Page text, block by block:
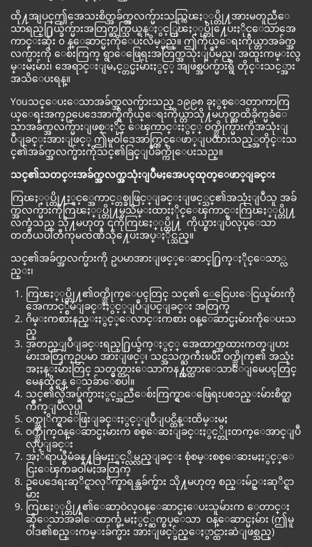
ထို႔အျပင္ဤအေသးစိတ္အခ်က္အလက္မ်ားသည္ကြၽႏ္ုပ္တို႔အားမတူညီေ
သာရည္႐ြယ္ခ်က္မ်ားအတြက္ဆက္သြယ္ရန္ႏွင့္ကြၽႏ္ုပ္တို႔ေပးႏိုင္ေသာအေ
ကာင္းဆုံး ၀ န္ေဆာင္မႈကိုေပးလိမ့္မည္။ ဤကိုယ္ေရးကိုယ္တာအခ်က္အ
လက္မ်ားကို ေစ်းကြက္ ရွာေဖြေရးအတြက္အသုံးျပဳမည္၊ အထူးကမ္းလွ
မ္းမႈမ်ား၊ အေရာင္းျမႇင့္တင္မႈမ်ားႏွင့္ အျဖစ္အပ်က္မ်ားရွိ တိုင္းသင့္အား
အသိေပးရန္။
Youသင္ေပးေသာအခ်က္အလက္မ်ားသည္ ၁၉၉၈ ခုႏွစ္ေဒတာကာကြ
ယ္ေရးအက္ဥပေဒေအာက္ရွိကိုယ္ေရးကိုယ္တာသို႔မဟုတ္အထိခိုက္မခံေ
သာအခ်က္အလက္မ်ားျဖစ္ႏိုင္ ေၾကာင္းႏွင့္ ၀က္ဘ္ဆိုက္မ်ားကိုအသုံးျ
ပဳျခင္းအားျဖင့္ ဤမူဝါဒေအာက္တြင္ေဖာ္ျပထားသည့္အတိုင္းသ
င္၏အခ်က္အလက္မ်ားကိုသင္၏ခြင့္ျပဳခ်က္ကိုေပးသည္။
သင္၏သတင္းအခ်က္အလက္အသုံးျပဳမႈအေပၚထုတ္ေဖာ္ျခင္း
ကြၽႏ္ုပ္တို႔ႏွင့္အေကာင့္တစ္ခုဖြင့္ျခင္းျဖင့္သင္၏အသုံးျပဳသူ အခ်
က္အလက္မ်ားကိုကြၽႏ္ုပ္တို႔မွသိမ္းထားႏိုင္ေၾကာင္းကြၽႏ္ုပ္တို႔
လက္ခံသည္ သို႔မဟုတ္ ၎ကိုကြၽႏ္ုပ္တို႔ ကိုယ္စားျပဳလုပ္ေသာ
တတိယပါတီကုမၸဏီသို႔ေပးအပ္ႏိုင္သည္။
သင္၏အခ်က္အလက္မ်ားကို ဥပမာအားျဖင့္ေဆာင္႐ြက္ႏိုင္ေသာ္လ
ည္း၊
ကြၽႏ္ုပ္တို႔၏ဝက္ဘ္ဆိုက္ေပၚတြင္ သင္၏ ေငြေပးေငြယူမ်ားကို
အေကာင့္စီမံျခင္းႏွင့္ျပဳျပင္ျခင္း အတြက္
ဂိမ္းကစားနည္းႏွင့္ေလာင္းကစား ဝန္ေဆာင္မႈမ်ားကိုေပးသ
ည္
အတည္ျပဳျခင္းရည္႐ြယ္ခ်က္ႏွင့္ အေထာက္အထားကတ္ျပား
မ်ားအတြက္ဥပမာ အားျဖင့္၊ သင္အသက္ႀကီးၿပီး ဝက္ဘ္ဆိုက္၏ အသုံး
အႏႈန္းမ်ားတြင္ သတ္မွတ္ထားေသာကန႔္သတ္ထားေသာေျမေပၚတြင္
မေနထိုင္ရန္ ေသခ်ာေစပါ။
သင္၏လိုအပ္ခ်က္မ်ားႏွင့္အညီေစ်းကြက္ရွာေဖြေရးပစၥည္းမ်ားစိတ္ႀ
ကိဳက္ျပဳလုပ္ပါ
ဝက္ဘ္ဆုိက္ရွာေဖြးျခင္းႏွင့္ျပဳျပင္ထိန္းထိမ္းမႈ
ဝက္ဘ္ဆိုက္ဝန္ေဆာင္မႈမ်ားက စစ္ေဆးျခင္းႏွင့္တိုးတက္ေအာင္ျပဳ
လုပ္ျခင္း
အႏၲရာယ္စီမံခန႔္ခြဲမႈႏွင့္လိမ္လည္ျခင္း စုံစမ္းစစ္ေဆးမႈႏွင့္ေ
ငြးေၾကခဝါမႈအတြက္
ဥပေဒေရးဆုိင္ရာလုိက္နာရန္အခ်က္မ်ား သို႔မဟုတ္ စည္းမ်ဥ္းဆုိင္ရာ
မ်ား
ကြၽႏ္ုပ္တို႔၏ေဆာ့ဝဲလ္ဝန္ေဆာင္မႈေပးသူမ်ားက ေတာင္း
ဆိုေသာအခါေထာက္ပံ့မႈႏွင့္ဆက္စပ္ေသာ ဝန္ေဆာင္မႈမ်ား (ဤမူ
ဝါဒ၏စည္းကမ္းခ်က္မ်ား အားျဖင့္ခ်ည္ေႏွာင္ထားဆဲျဖစ္သည္)